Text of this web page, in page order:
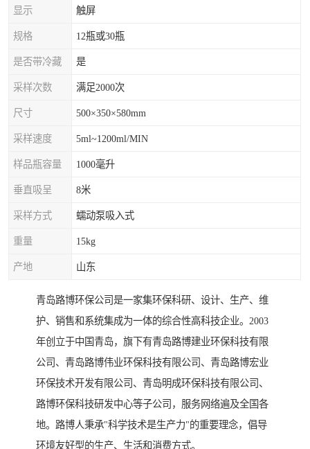
显示 触屏
规格 12瓶或30瓶
是否带冷藏 是
采样次数 满足2000次
尺寸 500×350×580mm
采样速度 5ml~1200ml/MIN
样品瓶容量 1000毫升
垂直吸呈 8米
采样方式 蠕动泵吸入式
重量 15kg
产地 山东
青岛路博环保公司是一家集环保科研、设计、生产、维
护、销售和系统集成为一体的综合性高科技企业。2003
年创立于中国青岛，旗下有青岛路博建业环保科技有限
公司、青岛路博伟业环保科技有限公司、青岛路博宏业
环保技术开发有限公司、青岛明成环保科技有限公司、
路博环保科技研发中心等子公司，服务网络遍及全国各
地。路博人秉承"科学技术是生产力"的重要理念，倡导
环境友好型的生产、生活和消费方式。